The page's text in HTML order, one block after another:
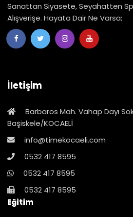
Sanattan Siyasete, Seyahatten
Alışverişe. Hayata Dair Ne Varsa;
İletişim
Barbaros Mah. Vahap Dayı
Başiskele/KOCAELİ
info@timekocaeli.com
0532 417 8595
0532 417 8595
0532 417 8595
Eğitim